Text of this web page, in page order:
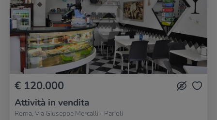
€ 120.000
Attività in vendita
Roma, Via Giuseppe Mercalli - Parioli